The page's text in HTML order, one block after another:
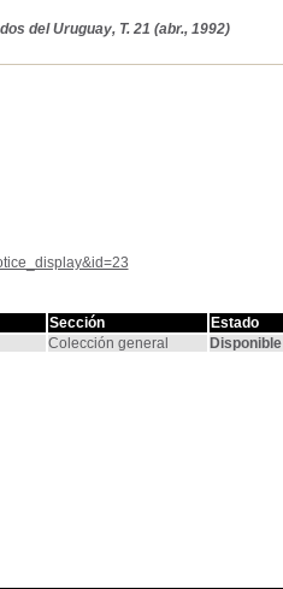
del Uruguay, T. 21 (abr., 1992)
Sección
Estado
Colección general Disponible